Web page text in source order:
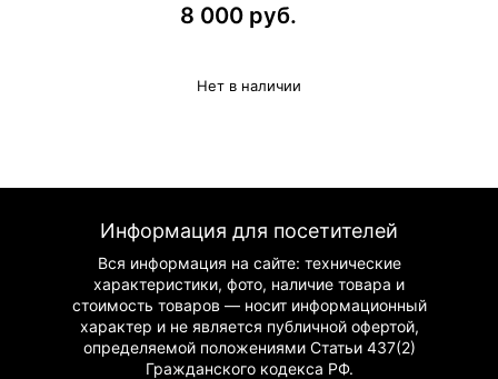
8 000 руб.
Нет в наличии
Информация для посетителей
Вся информация на сайте: технические
характеристики, фото, наличие товара и
стоимость товаров — носит информационный
характер и не является публичной офертой,
определяемой положениями Статьи 437(2)
Гражданскогокодекса РФ.